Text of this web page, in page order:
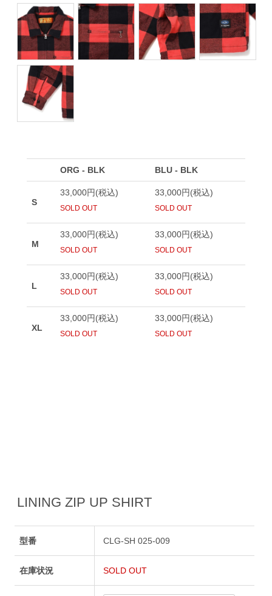
LINING ZIP UP SHIRT
型番 CLG-SH 025-009
在庫状況 SOLD OUT